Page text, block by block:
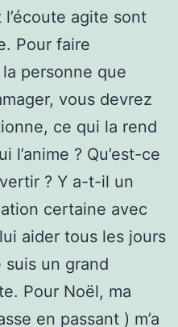
l’écoute agite sont
Pour faire
personne que
vous devrez
ce qui la rend
l’anime ? Qu’est-ce
? Y a-t-il un
certaine avec
aider tous les jours
suis un grand
Pour Noël, ma
en passant ) m’a